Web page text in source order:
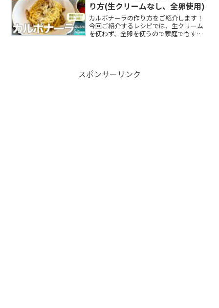
り方(生クリームなし、全卵使用)
カルボナーラの作り方をご紹介します！
今回ご紹介するレシピでは、生クリーム
を使わず、全卵を使うので家庭でもすぐ
スポンサーリンク